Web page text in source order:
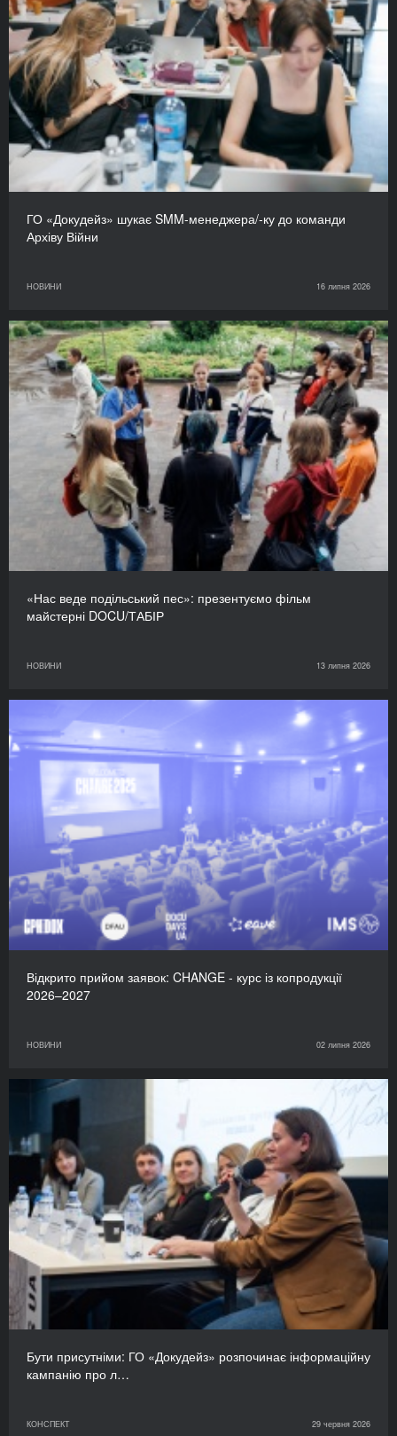
ГО «Докудейз» шукає SMM-менеджера/-ку до команди
Архіву Війни
НОВИНИ 16 липня 2026
«Нас веде подільський пес»: презентуємо фільм
майстерні DOCU/ТАБІР
НОВИНИ 13 липня 2026
Відкрито прийом заявок: CHANGE - курс із копродукції
2026–2027
НОВИНИ 02 липня 2026
Бути присутніми: ГО «Докудейз» розпочинає інформаційну
кампанію про л…
КОНСПЕКТ 29 червня 2026